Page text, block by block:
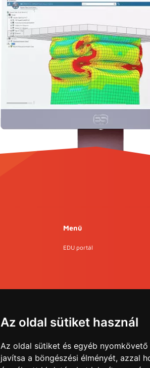
Az oldal sütiket használ
Az oldal sütiket és egyéb
javítsa a böngészési élményét, azzal
Menü
EDU portál